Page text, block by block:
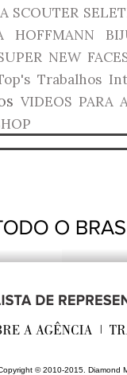
SCOUTER
HOFFMANN
NEW
Trabalhos
VIDEOS PARA
© 2010-2015. Diamond